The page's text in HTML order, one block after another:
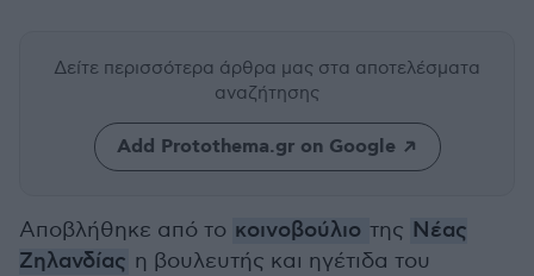
Δείτε περισσότερα άρθρα μας στα αποτελέσματα
αναζήτησης
Add Protothema.gr on Google
Αποβλήθηκε από το κοινοβούλιο της Νέας
Ζηλανδίας η βουλευτής και ηγέτιδα του